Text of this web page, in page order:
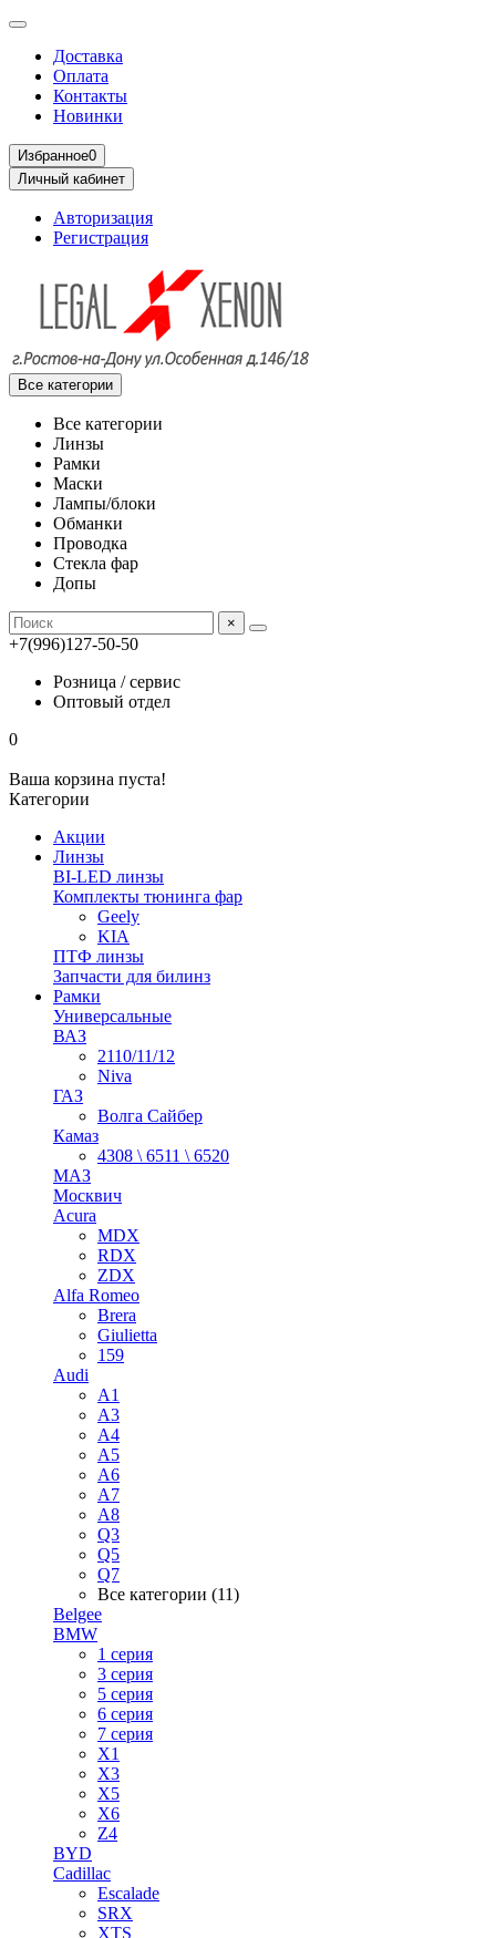
Доставка
Оплата
Контакты
Новинки
Избранное0
Личный кабинет
Авторизация
Регистрация
Все категории
Все категории
Линзы
Рамки
Маски
Лампы/блоки
Обманки
Проводка
Стекла фар
Допы
×
+7(996)127-50-50
Розница / сервис
Оптовый отдел
0
Ваша корзина пуста!
Категории
Акции
Линзы
BI-LED линзы
Комплекты тюнинга фар
Geely
KIA
ПТФ линзы
Запчасти для билинз
Рамки
Универсальные
ВАЗ
2110/11/12
Niva
ГАЗ
Волга Сайбер
Камаз
4308 \ 6511 \ 6520
МАЗ
Москвич
Acura
MDX
RDX
ZDX
Alfa Romeo
Brera
Giulietta
159
Audi
A1
A3
A4
A5
A6
A7
A8
Q3
Q5
Q7
Все категории (11)
Belgee
BMW
1 серия
3 серия
5 серия
6 серия
7 серия
X1
X3
X5
X6
Z4
BYD
Cadillac
Escalade
SRX
XTS